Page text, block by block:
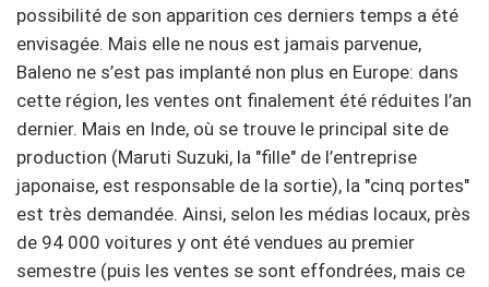
possibilité de son apparition ces derniers temps a été
envisagée. Mais elle ne nous est jamais parvenue,
Baleno ne s’est pas implanté non plus en Europe: dans
cette région, les ventes ont finalement été réduites l’an
dernier. Mais en Inde, où se trouve le principal site de
production (Maruti Suzuki, la "fille" de l’entreprise
japonaise, est responsable de la sortie), la "cinq portes"
est très demandée. Ainsi, selon les médias locaux, près
de 94 000 voitures y ont été vendues au premier
semestre (puis les ventes se sont effondrées, mais ce